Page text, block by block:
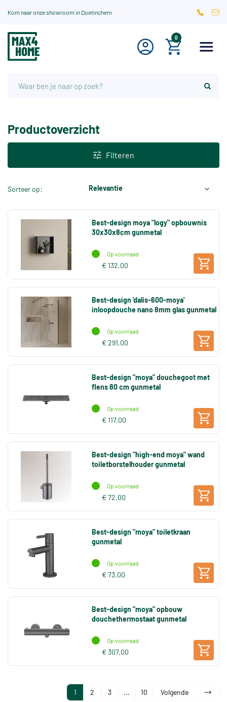
Kom naar onze showroom in Doetinchem
0
Productoverzicht
Filteren
Sorteer op: Relevantie
Best-design moya "logy" opbouwnis
30x30x8cm gunmetal
Op voorraad
€ 132,00
Best-design 'dalis-600-moya'
inloopdouche nano 8mm glas gunmetal
Op voorraad
€ 291,00
Best-design "moya" douchegoot met
flens 80 cm gunmetal
Op voorraad
€ 117,00
Best-design "high-end moya" wand
toiletborstelhouder gunmetal
Op voorraad
€ 72,00
Best-design "moya" toiletkraan
gunmetal
Op voorraad
€ 73,00
Best-design "moya" opbouw
douchethermostaat gunmetal
Op voorraad
€ 307,00
1 2 3 ... 10 Volgende